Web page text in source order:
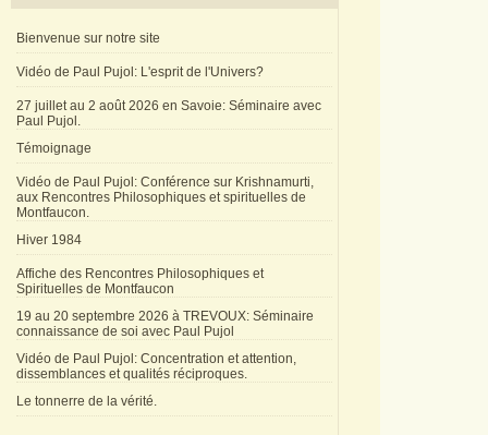
Bienvenue sur notre site
Vidéo de Paul Pujol: L'esprit de l'Univers?
27 juillet au 2 août 2026 en Savoie: Séminaire avec
Paul Pujol.
Témoignage
Vidéo de Paul Pujol: Conférence sur Krishnamurti,
aux Rencontres Philosophiques et spirituelles de
Montfaucon.
Hiver 1984
Affiche des Rencontres Philosophiques et
Spirituelles de Montfaucon
19 au 20 septembre 2026 à TREVOUX: Séminaire
connaissance de soi avec Paul Pujol
Vidéo de Paul Pujol: Concentration et attention,
dissemblances et qualités réciproques.
Le tonnerre de la vérité.